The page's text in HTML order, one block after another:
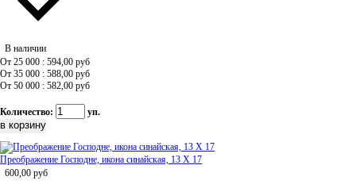
В наличии
От 25 000 : 594,00 руб
От 35 000 : 588,00 руб
От 50 000 : 582,00 руб
Количество: уп.
Преображение Господне, икона синайская, 13 Х 17
600,00 руб